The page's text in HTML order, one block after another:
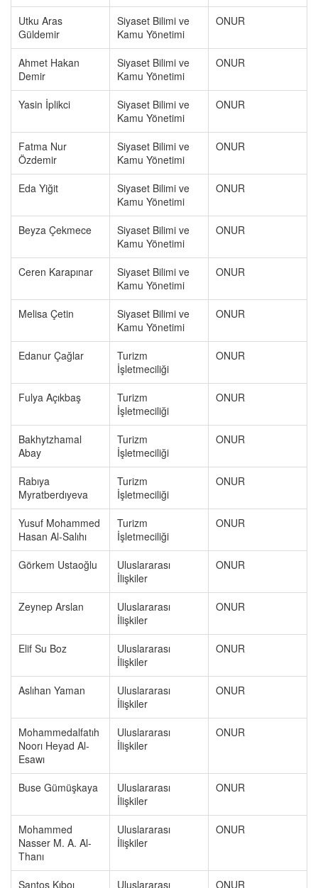
Utku Aras
Güldemir
Siyaset Bilimi ve
Kamu Yönetimi
ONUR
Ahmet Hakan
Demir
Siyaset Bilimi ve
Kamu Yönetimi
ONUR
Yasin İplikci
Siyaset Bilimi ve
Kamu Yönetimi
ONUR
Fatma Nur
Özdemir
Siyaset Bilimi ve
Kamu Yönetimi
ONUR
Eda Yiğit
Siyaset Bilimi ve
Kamu Yönetimi
ONUR
Beyza Çekmece
Siyaset Bilimi ve
Kamu Yönetimi
ONUR
Ceren Karapınar
Siyaset Bilimi ve
Kamu Yönetimi
ONUR
Melisa Çetin
Siyaset Bilimi ve
Kamu Yönetimi
ONUR
Edanur Çağlar
Turizm
İşletmeciliği
ONUR
Fulya Açıkbaş
Turizm
İşletmeciliği
ONUR
Bakhytzhamal
Abay
Turizm
İşletmeciliği
ONUR
Rabıya
Myratberdıyeva
Turizm
İşletmeciliği
ONUR
Yusuf Mohammed
Hasan Al-Salıhı
Turizm
İşletmeciliği
ONUR
Görkem Ustaoğlu
Uluslararası
İlişkiler
ONUR
Zeynep Arslan
Uluslararası
İlişkiler
ONUR
Elif Su Boz
Uluslararası
İlişkiler
ONUR
Aslıhan Yaman
Uluslararası
İlişkiler
ONUR
Mohammedalfatıh
Noorı Heyad Al-
Esawı
Uluslararası
İlişkiler
ONUR
Buse Gümüşkaya
Uluslararası
İlişkiler
ONUR
Mohammed
Nasser M. A. Al-
Thanı
Uluslararası
İlişkiler
ONUR
Santos Kıboı Uluslararası ONUR